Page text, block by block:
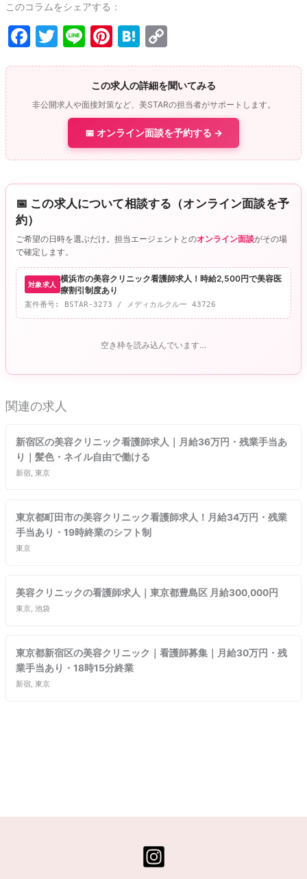
このコラムをシェアする：
F
e
o
k
T
er
Li
e
Pi
er
e
st
H
e
n
a
p
y
Li
n
k
この求人の詳細を聞いてみる
非公開求人や面接対策など、美STARの担当者がサポートします。
📅 オンライン面談を予約する →
📅 この求人について相談する（オンライン面談を予
約）
ご希望の日時を選ぶだけ。担当エージェントとのオンライン面談がその場
で確定します。
対象求人
横浜市の美容クリニック看護師求人！時給2,500円で美容医
療割引制度あり
案件番号: BSTAR-3273 / メディカルクルー 43726
空き枠を読み込んでいます…
関連の求人
新宿区の美容クリニック看護師求人｜月給36万円・残業手当あ
り｜髪色・ネイル自由で働ける
新宿, 東京
東京都町田市の美容クリニック看護師求人！月給34万円・残業
手当あり・19時終業のシフト制
東京
美容クリニックの看護師求人｜東京都豊島区 月給300,000円
東京, 池袋
東京都新宿区の美容クリニック｜看護師募集｜月給30万円・残
業手当あり・18時15分終業
新宿, 東京